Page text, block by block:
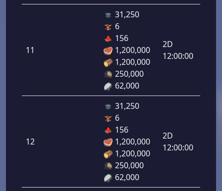
11
31,250
6
156
1,200,000
1,200,000
250,000
62,000
2D
12:00:00
12
31,250
6
156
1,200,000
1,200,000
250,000
62,000
2D
12:00:00